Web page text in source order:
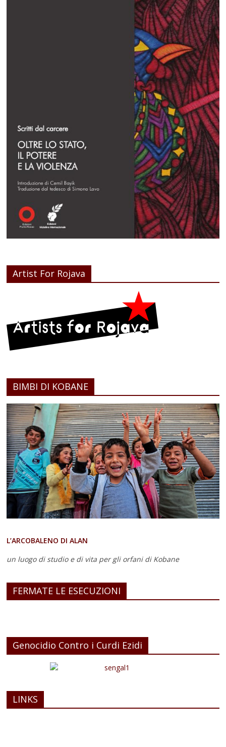
Artist For Rojava
BIMBI DI KOBANE
L’ARCOBALENO DI ALAN
un luogo di studio e di vita per gli orfani di Kobane
FERMATE LE ESECUZIONI
Genocidio Contro i Curdi Ezidi
LINKS